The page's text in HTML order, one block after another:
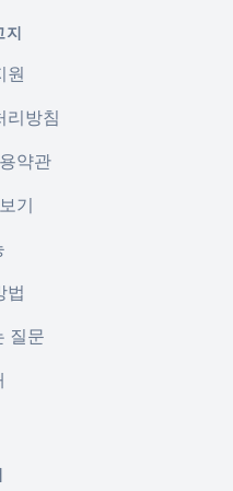
지
원
리방침
약관
기
법
질문